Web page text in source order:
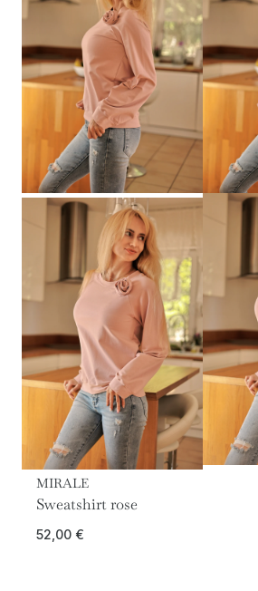
MIRALE
Sweatshirt rose
52,00 €